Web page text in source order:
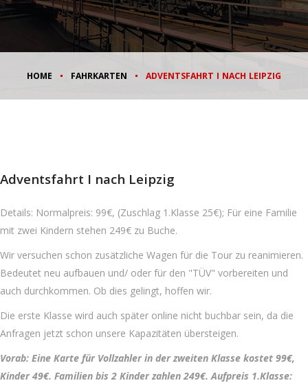
HOME FAHRKARTEN ADVENTSFAHRT I NACH LEIPZIG
Adventsfahrt I nach Leipzig
Details: Normalpreis: 99€, (Zuschlag 1.Klasse 25€); Für eine Familie
mit zwei Kindern stehen 249€ zu Buche.
Wir versuchen schon zusätzliche Wagen für die Tour zu reanimieren.
Bedeutet neu aufbauen und/ oder für den "TÜV" vorbereiten und
auch durchkommen. Ob dies gelingt, hoffen wir.
Die erste Klasse wird auch später online nicht buchbar sein, da die
Anfragen jetzt schon unsere Kapazitäten übersteigen.
Vorab: Eine Karte für Vollzahler in der zweiten Klasse kostet 99€,
Kinder 49€. Familien bis 2 Kinder zahlen 249€. Aufpreis 1.Klasse: